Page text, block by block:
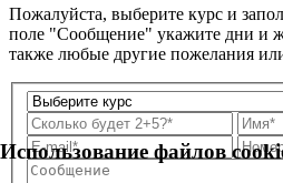
Пожалуйста, выберите курс и
поле "Сообщение" укажите дни и
также любые другие пожелания
Использование файлов